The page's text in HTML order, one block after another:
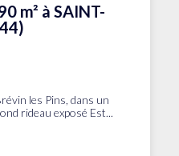
m² à SAINT-
les Pins, dans un
rideau exposé Est...